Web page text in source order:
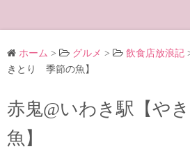
リ
ー ホーム > グルメ > 飲食店放浪記
きとり 季節の魚】
赤鬼@いわき駅【や
魚】